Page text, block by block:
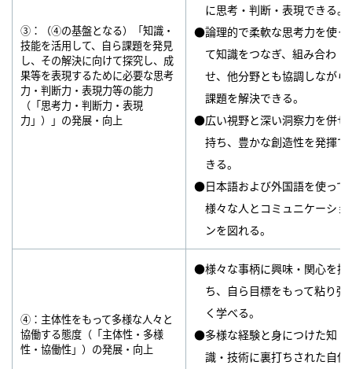
③：（④の基盤となる）「知識・
技能を活用して、自ら課題を発見
し、その解決に向けて探究し、成
果等を表現するために必要な思考
力・判断力・表現力等の能力
（「思考力・判断力・表現
力」）」の発展・向上
に思考・判断・表現できる。
●論理的で柔軟な思考力を使っ
て知識をつなぎ、組み合わ
せ、他分野とも協調しながら
課題を解決できる。
●広い視野と深い洞察力を併せ
持ち、豊かな創造性を発揮で
きる。
●日本語および外国語を使って
様々な人とコミュニケーショ
ンを図れる。
④：主体性をもって多様な人々と
協働する態度（「主体性・多様
性・協働性」）の発展・向上
●様々な事柄に興味・関心を持
ち、自ら目標をもって粘り強
く学べる。
●多様な経験と身につけた知
識・技術に裏打ちされた自信